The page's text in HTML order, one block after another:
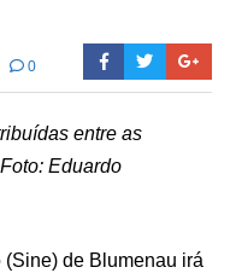
0
entre as
Eduardo
de Blumenau irá